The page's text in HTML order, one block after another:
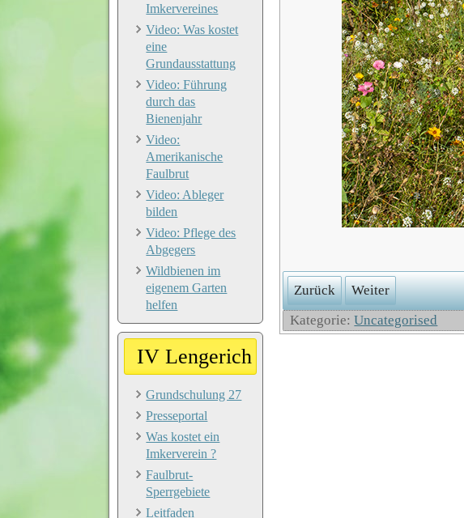
Imkervereines
Video: Was kostet
eine
Grundausstattung
Video: Führung
durch das
Bienenjahr
Video:
Amerikanische
Faulbrut
Video: Ableger
bilden
Video: Pflege des
Abgegers
Wildbienen im
eigenem Garten
helfen
IV Lengerich
Grundschulung 27
Presseportal
Was kostet ein
Imkerverein ?
Faulbrut-
Sperrgebiete
Leitfaden
Zurück
Weiter
Kategorie:Uncategorised